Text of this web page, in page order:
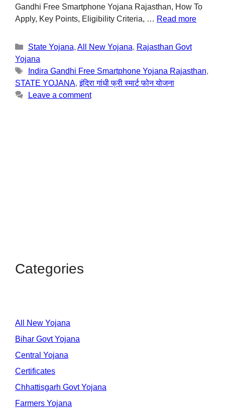
Gandhi Free Smartphone Yojana Rajasthan, How To
Apply, Key Points, Eligibility Criteria, … Read more
State Yojana, All New Yojana, Rajasthan Govt
Yojana
Indira Gandhi Free Smartphone Yojana Rajasthan,
STATE YOJANA,इंदिरा गांधी फ्री स्मार्ट फोन योजना
Leave a comment
Categories
All New Yojana
Bihar Govt Yojana
Central Yojana
Certificates
Chhattisgarh Govt Yojana
Farmers Yojana